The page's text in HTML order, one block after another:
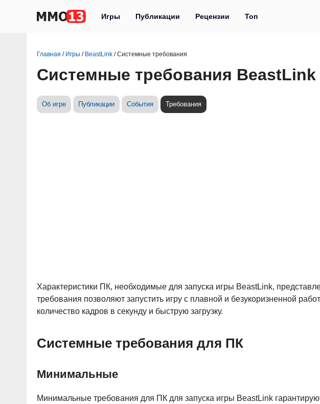
Игры Публикации Рецензии Топ
Главная / Игры / BeastLink /Системные требования
Системные требования BeastLink
Об игре Публикации События Требования
Характеристики ПК, необходимые для запуска игры BeastLink,
требования позволяют запустить игру с плавной и безукоризненной
количество кадров в секунду и быструю загрузку.
Системные требования для ПК
Минимальные
Минимальные требования для ПК для запуска игры BeastLink